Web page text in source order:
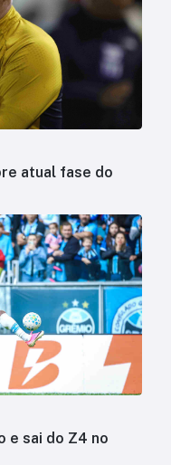
atual fase do
e sai do Z4 no